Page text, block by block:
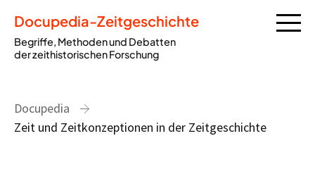
Docupedia-Zeitgeschichte
Begriffe, Methoden und Debatten
der zeithistorischen Forschung
Docupedia
Zeit und Zeitkonzeptionen in der Zeitgeschichte